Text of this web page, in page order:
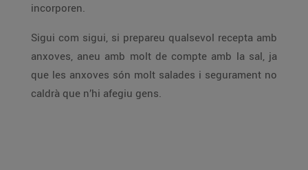
incorporen.
Sigui com sigui, si prepareu qualsevol recepta amb
anxoves, aneu amb molt de compte amb la sal, ja
que les anxoves són molt salades i segurament no
caldrà que n’hi afegiu gens.